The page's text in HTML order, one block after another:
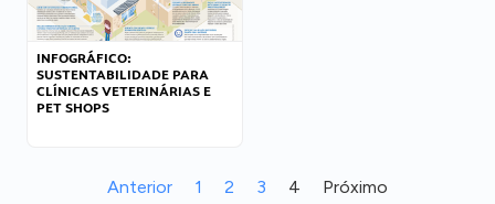
INFOGRÁFICO:
SUSTENTABILIDADE PARA
CLÍNICAS VETERINÁRIAS E
PET SHOPS
Anterior 1 2 3 4 Próximo